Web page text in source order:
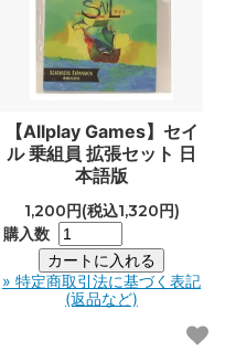
【Allplay Games】セイ
ル 乗組員 拡張セット 日
本語版
1,200円(税込1,320円)
購入数
» 特定商取引法に基づく表記
(返品など)